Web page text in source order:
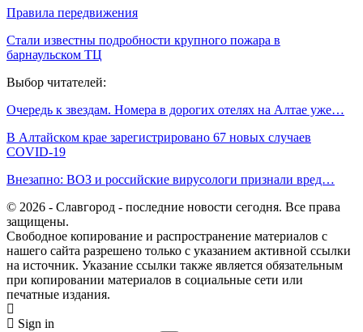
Правила передвижения
Стали известны подробности крупного пожара в
барнаульском ТЦ
Выбор читателей:
Очередь к звездам. Номера в дорогих отелях на Алтае уже…
В Алтайском крае зарегистрировано 67 новых случаев
COVID-19
Внезапно: ВОЗ и российские вирусологи признали вред…
© 2026 - Славгород - последние новости сегодня. Все права
защищены.
Свободное копирование и распространение материалов с
нашего сайта разрешено только с указанием активной ссылки
на источник. Указание ссылки также является обязательным
при копировании материалов в социальные сети или
печатные издания.
Sign in